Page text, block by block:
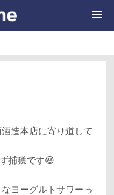
造本店に寄り道して
捕獲です😆
ヨーグルトサワーっ